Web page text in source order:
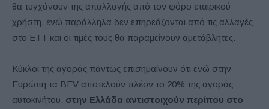
θα τυγχάνουν της απαλλαγής από τον φόρο εταιρικού
χρήστη, ενώ παράλληλα δεν επηρεάζονται από τις αλλαγές
στο ΕΤΤ και οι τιμές τους θα παραμείνουν αμετάβλητες.
Κύκλοι της αγοράς πάντως επισημαίνουν ότι ενώ στην
Ευρώπη τα BEV αποτελούν πλέον το 20% της αγοράς
αυτοκινήτου, στην Ελλάδα αντιστοιχούν περίπου στο